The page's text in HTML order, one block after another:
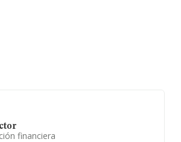
financiera